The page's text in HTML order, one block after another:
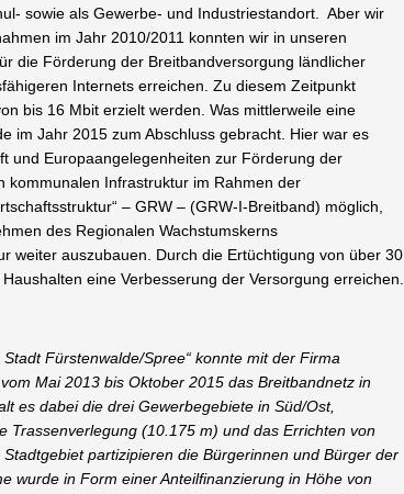
sowie als Gewerbe- und Industriestandort. Aber wir
im Jahr 2010/2011 konnten wir in unseren
die Förderung der Breitbandversorgung ländlicher
Internets erreichen. Zu diesem Zeitpunkt
bis 16 Mbit erzielt werden. Was mittlerweile eine
im Jahr 2015 zum Abschluss gebracht. Hier war es
und Europaangelegenheiten zur Förderung der
kommunalen Infrastruktur im Rahmen der
– GRW – (GRW-I-Breitband) möglich,
des Regionalen Wachstumskerns
weiter auszubauen. Durch die Ertüchtigung von über 30
eine Verbesserung der Versorgung erreichen.
Fürstenwalde/Spree“ konnte mit der Firma
Mai 2013 bis Oktober 2015 das Breitbandnetz in
es dabei die drei Gewerbegebiete in Süd/Ost,
Trassenverlegung (10.175 m) und das Errichten von
partizipieren die Bürgerinnen und Bürger der
wurde in Form einer Anteilfinanzierung in Höhe von